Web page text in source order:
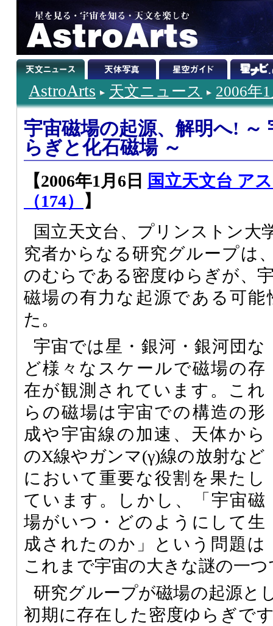
AstroArts 天文ニュース 2006年
宇宙磁場の起源、解明へ! ～
らぎと化石磁場 ～
【2006年1月6日
国立天文台 ア
（174）
】
国立天文台、プリンストン大
究者からなる研究グループは
のむらである密度ゆらぎが、
磁場の有力な起源である可
た。
宇宙では星・銀河・銀河団な
ど様々なスケールで磁場の存
在が観測されています。これ
らの磁場は宇宙での構造の形
成や宇宙線の加速、天体から
のX線やガンマ(γ)線の放射など
において重要な役割を果たし
ています。しかし、「宇宙磁
場がいつ・どのようにして生
成されたのか」という問題は
これまで宇宙の大きな謎の一
研究グループが磁場の起源と
初期に存在した密度ゆらぎで